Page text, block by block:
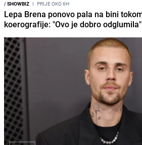
/SHOWBIZ I PRIJE OKO 6H
Lepa Brena ponovo pala na bini
koerografije: "Ovo je dobro odglumila"